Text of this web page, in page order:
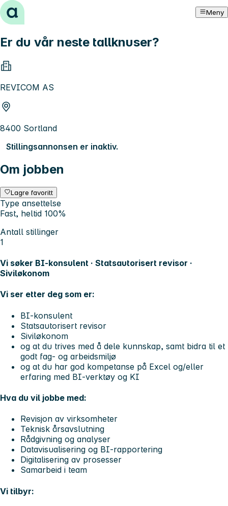
Hopp til innhold Meny
Er du vår neste tallknuser?
REVICOM AS
8400 Sortland
Stillingsannonsen er inaktiv.
Om jobben
Lagre favoritt
Type ansettelse
Fast, heltid 100%
Antall stillinger
1
Vi søker BI-konsulent · Statsautorisert revisor ·
Siviløkonom
Vi ser etter deg som er:
BI-konsulent
Statsautorisert revisor
Siviløkonom
og at du trives med å dele kunnskap, samt bidra til et
godt fag- og arbeidsmiljø
og at du har god kompetanse på Excel og/eller
erfaring med BI-verktøy og KI
Hva du vil jobbe med:
Revisjon av virksomheter
Teknisk årsavslutning
Rådgivning og analyser
Datavisualisering og BI-rapportering
Digitalisering av prosesser
Samarbeid i team
Vi tilbyr: